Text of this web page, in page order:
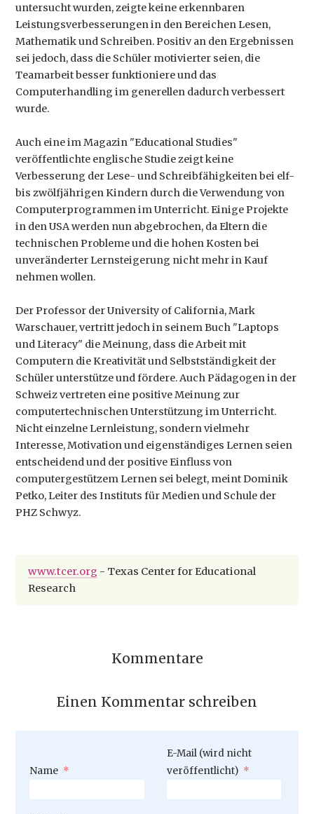
untersucht wurden, zeigte keine erkennbaren
Leistungsverbesserungen in den Bereichen Lesen,
Mathematik und Schreiben. Positiv an den Ergebnissen
sei jedoch, dass die Schüler motivierter seien, die
Teamarbeit besser funktioniere und das
Computerhandling im generellen dadurch verbessert
wurde.
Auch eine im Magazin "Educational Studies"
veröffentlichte englische Studie zeigt keine
Verbesserung der Lese- und Schreibfähigkeiten bei elf-
bis zwölfjährigen Kindern durch die Verwendung von
Computerprogrammen im Unterricht. Einige Projekte
in den USA werden nun abgebrochen, da Eltern die
technischen Probleme und die hohen Kosten bei
unveränderter Lernsteigerung nicht mehr in Kauf
nehmen wollen.
Der Professor der University of California, Mark
Warschauer, vertritt jedoch in seinem Buch "Laptops
und Literacy" die Meinung, dass die Arbeit mit
Computern die Kreativität und Selbstständigkeit der
Schüler unterstütze und fördere. Auch Pädagogen in der
Schweiz vertreten eine positive Meinung zur
computertechnischen Unterstützung im Unterricht.
Nicht einzelne Lernleistung, sondern vielmehr
Interesse, Motivation und eigenständiges Lernen seien
entscheidend und der positive Einfluss von
computergestützem Lernen sei belegt, meint Dominik
Petko, Leiter des Instituts für Medien und Schule der
PHZ Schwyz.
www.tcer.org - Texas Center for Educational
Research
Kommentare
Einen Kommentar schreiben
Pflichtfeld
Name *
Pflichtfeld
E-Mail (wird nicht
veröffentlicht) *